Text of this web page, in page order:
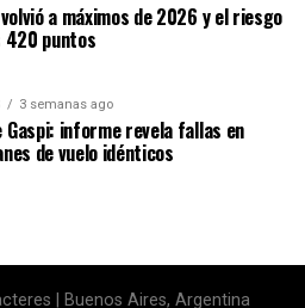
a máximos de 2026 y el riesgo
420 puntos
3 semanas ago
Gaspi: informe revela fallas en
de vuelo idénticos
| Buenos Aires, Argentina